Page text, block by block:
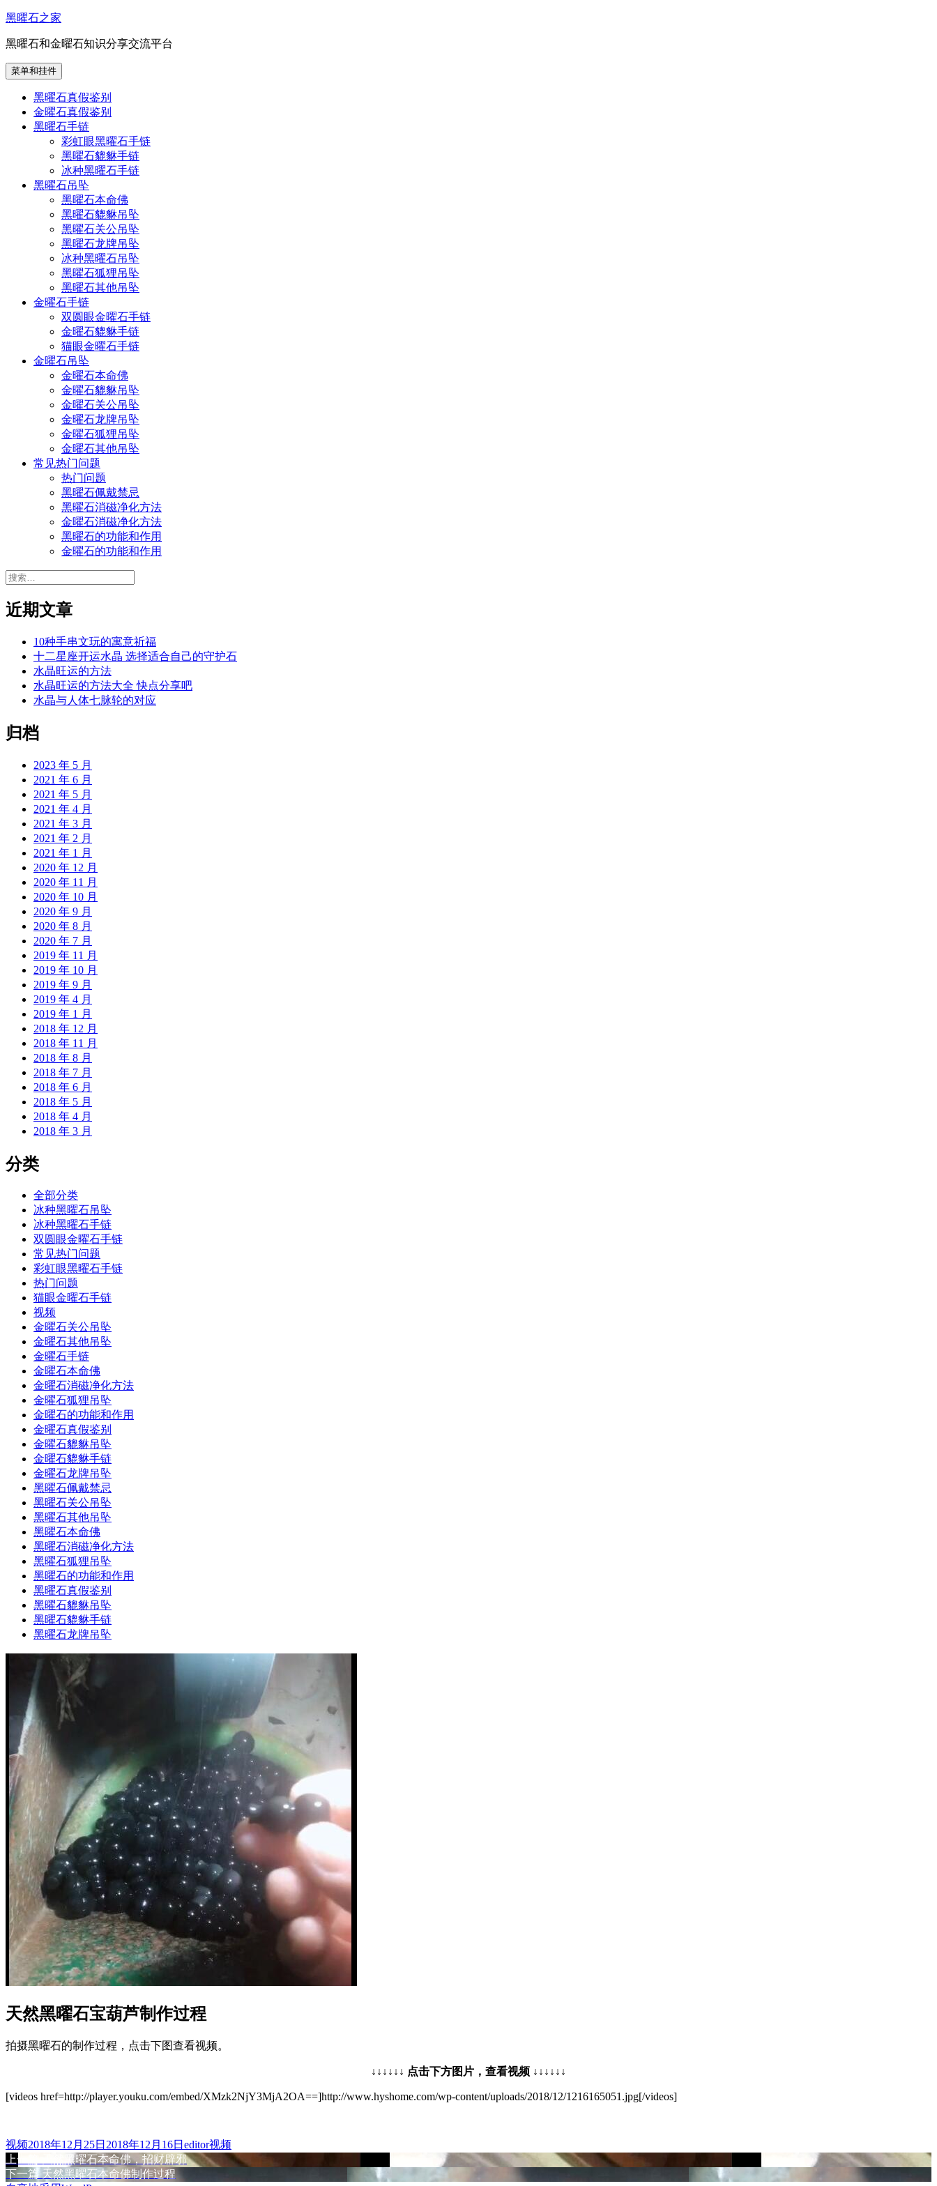
跳
内
容
黑曜石之家
黑曜石和金曜石知识分享交流平台
菜单和挂件
黑曜石真假鉴别
金曜石真假鉴别
黑曜石手链
彩虹眼黑曜石手链
黑曜石貔貅手链
冰种黑曜石手链
黑曜石吊坠
黑曜石本命佛
黑曜石貔貅吊坠
黑曜石关公吊坠
黑曜石龙牌吊坠
冰种黑曜石吊坠
黑曜石狐狸吊坠
黑曜石其他吊坠
金曜石手链
双圆眼金曜石手链
金曜石貔貅手链
猫眼金曜石手链
金曜石吊坠
金曜石本命佛
金曜石貔貅吊坠
金曜石关公吊坠
金曜石龙牌吊坠
金曜石狐狸吊坠
金曜石其他吊坠
常见热门问题
热门问题
黑曜石佩戴禁忌
黑曜石消磁净化方法
金曜石消磁净化方法
黑曜石的功能和作用
金曜石的功能和作用
搜
近期文章
10种手串文玩的寓意祈福
十二星座开运水晶 选择适合自己的守护石
水晶旺运的方法
水晶旺运的方法大全 快点分享吧
水晶与人体七脉轮的对应
归档
2023 年 5 月
2021 年 6 月
2021 年 5 月
2021 年 4 月
2021 年 3 月
2021 年 2 月
2021 年 1 月
2020 年 12 月
2020 年 11 月
2020 年 10 月
2020 年 9 月
2020 年 8 月
2020 年 7 月
2019 年 11 月
2019 年 10 月
2019 年 9 月
2019 年 4 月
2019 年 1 月
2018 年 12 月
2018 年 11 月
2018 年 8 月
2018 年 7 月
2018 年 6 月
2018 年 5 月
2018 年 4 月
2018 年 3 月
分类
全部分类
冰种黑曜石吊坠
冰种黑曜石手链
双圆眼金曜石手链
常见热门问题
彩虹眼黑曜石手链
热门问题
猫眼金曜石手链
视频
金曜石关公吊坠
金曜石其他吊坠
金曜石手链
金曜石本命佛
金曜石消磁净化方法
金曜石狐狸吊坠
金曜石的功能和作用
金曜石真假鉴别
金曜石貔貅吊坠
金曜石貔貅手链
金曜石龙牌吊坠
黑曜石佩戴禁忌
黑曜石关公吊坠
黑曜石其他吊坠
黑曜石本命佛
黑曜石消磁净化方法
黑曜石狐狸吊坠
黑曜石的功能和作用
黑曜石真假鉴别
黑曜石貔貅吊坠
黑曜石貔貅手链
黑曜石龙牌吊坠
天然黑曜石宝葫芦制作过程
拍摄黑曜石的制作过程，点击下图查看视频。
↓↓↓↓↓↓ 点击下方图片，查看视频 ↓↓↓↓↓↓
[videos href=http://player.youku.com/embed/XMzk2NjY3MjA2OA==]http://www.hyshome.com/wp-content/uploads/2018/12/1216165051.jpg[/videos]
格
式
视频发
于
2018年12月25日 2018年12月16日 作
者
editor分
类
视频
文
上一篇
篇
天然黑曜石本命佛，招财辟邪
下一篇 下
天然黑曜石本命佛制作过程